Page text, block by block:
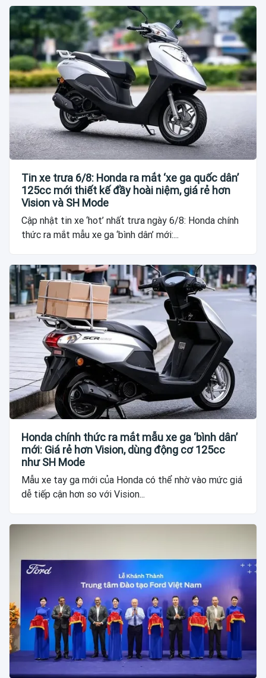
Tin xe trưa 6/8: Honda ra mắt ‘xe ga quốc dân’
125cc mới thiết kế đầy hoài niệm, giá rẻ hơn
Vision và SH Mode
Cập nhật tin xe ‘hot’ nhất trưa ngày 6/8: Honda chính
thức ra mắt mẫu xe ga ‘bình dân’ mới:...
Honda chính thức ra mắt mẫu xe ga ‘bình dân’
mới: Giá rẻ hơn Vision, dùng động cơ 125cc
như SH Mode
Mẫu xe tay ga mới của Honda có thể nhờ vào mức giá
dễ tiếp cận hơn so với Vision...